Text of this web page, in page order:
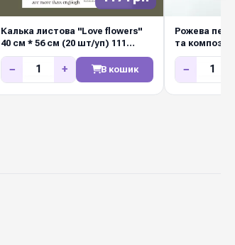
Калька листова "Love flowers"
40 см * 56 см (20 шт/уп) 111
WHITE
− + В кошик
Рожева
та
(2шт/упак)
−